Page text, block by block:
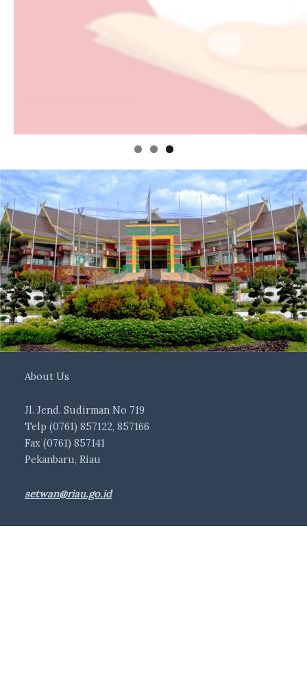
About Us
Jl. Jend. Sudirman No 719
Telp (0761) 857122, 857166
Fax (0761) 857141
Pekanbaru, Riau
setwan@riau.go.id